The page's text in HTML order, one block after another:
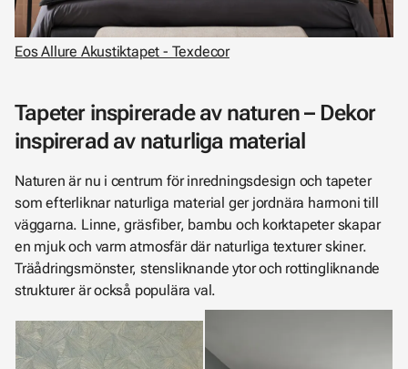
Eos Allure Akustiktapet - Texdecor
Tapeter inspirerade av naturen – Dekor
inspirerad av naturliga material
Naturen är nu i centrum för inredningsdesign och tapeter
som efterliknar naturliga material ger jordnära harmoni till
väggarna. Linne, gräsfiber, bambu och korktapeter skapar
en mjuk och varm atmosfär där naturliga texturer skiner.
Träådringsmönster, stensliknande ytor och rottingliknande
strukturer är också populära val.